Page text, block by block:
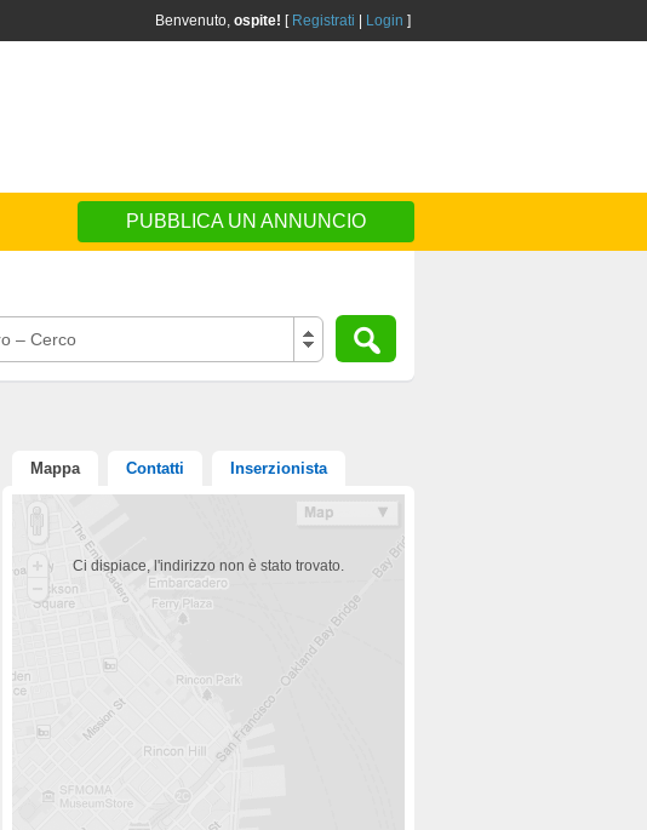
Benvenuto, ospite! [ Registrati Login ]
PUBBLICA UN ANNUNCIO
– Cerco
Mappa Contatti Inserzionista
Ci dispiace, l'indirizzo non è stato trovato.